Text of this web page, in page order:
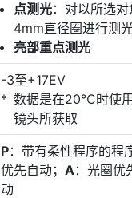
点测光：对以所选
4mm直径圈进行测
亮部重点测光
-3至+17EV
数据是在20℃时使
镜头所获取
P：带有柔性程序的程
优先自动； A：光圈优
动